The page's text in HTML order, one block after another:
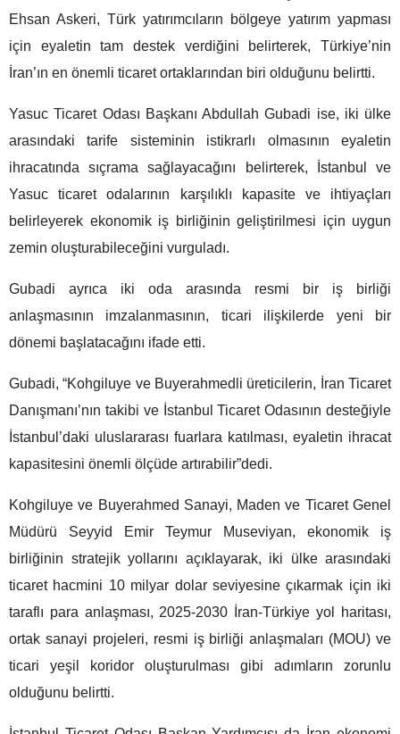
Ehsan Askeri, Türk yatırımcıların bölgeye yatırım yapması
için eyaletin tam destek verdiğini belirterek, Türkiye’nin
İran’ın en önemli ticaret ortaklarından biri olduğunu belirtti.
Yasuc Ticaret Odası Başkanı Abdullah Gubadi ise, iki ülke
arasındaki tarife sisteminin istikrarlı olmasının eyaletin
ihracatında sıçrama sağlayacağını belirterek, İstanbul ve
Yasuc ticaret odalarının karşılıklı kapasite ve ihtiyaçları
belirleyerek ekonomik iş birliğinin geliştirilmesi için uygun
zemin oluşturabileceğini vurguladı.
Gubadi ayrıca iki oda arasında resmi bir iş birliği
anlaşmasının imzalanmasının, ticari ilişkilerde yeni bir
dönemi başlatacağını ifade etti.
Gubadi, “Kohgiluye ve Buyerahmedli üreticilerin, İran Ticaret
Danışmanı’nın takibi ve İstanbul Ticaret Odasının desteğiyle
İstanbul’daki uluslararası fuarlara katılması, eyaletin ihracat
kapasitesini önemli ölçüde artırabilir”dedi.
Kohgiluye ve Buyerahmed Sanayi, Maden ve Ticaret Genel
Müdürü Seyyid Emir Teymur Museviyan, ekonomik iş
birliğinin stratejik yollarını açıklayarak, iki ülke arasındaki
ticaret hacmini 10 milyar dolar seviyesine çıkarmak için iki
taraflı para anlaşması, 2025-2030 İran-Türkiye yol haritası,
ortak sanayi projeleri, resmi iş birliği anlaşmaları (MOU) ve
ticari yeşil koridor oluşturulması gibi adımların zorunlu
olduğunu belirtti.